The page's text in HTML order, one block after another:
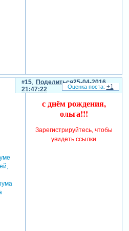
Поделиться
15
25-04-2016
21:47:22
с днём рождения,
ольга!!!
Зарегистрируйтесь, чтобы
увидеть ссылки
+1